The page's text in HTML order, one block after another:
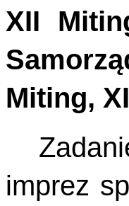
XII
Miting,
imprez